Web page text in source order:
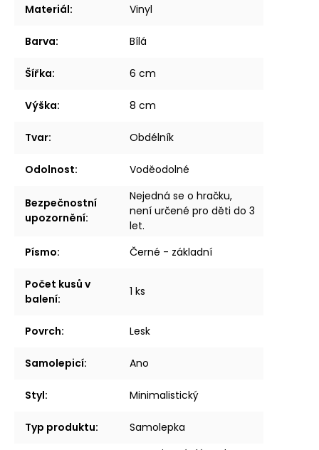
Materiál: Vinyl
Barva: Bílá
Šířka: 6 cm
Výška: 8 cm
Tvar: Obdélník
Odolnost: Voděodolné
Bezpečnostní
upozornění:
Nejedná se o hračku,
není určené pro děti do 3
let.
Písmo: Černé - základní
Počet kusů v
balení:
1 ks
Povrch: Lesk
Samolepicí: Ano
Styl: Minimalistický
Typ produktu:
Samolepka